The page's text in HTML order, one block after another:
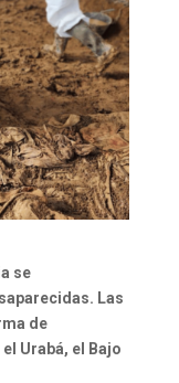
se
Las
de
Urabá, el Bajo